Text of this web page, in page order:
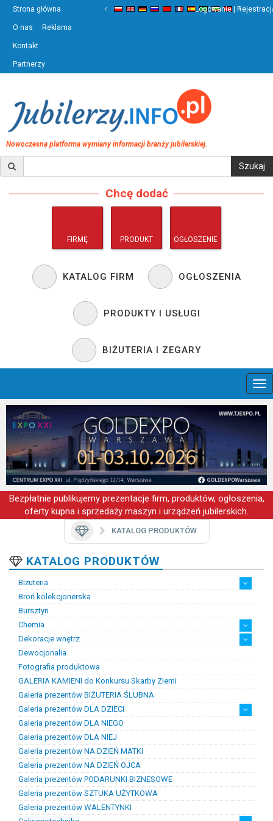
Strona główna
O nas Reklama
Kontakt
Partnerzy
‹ ›
Logowanie |
Nowoczesna platforma wymiany informacji branży jubilerskiej.
Chcę dodać
FIRMĘ PRODUKT OGŁOSZENIE
KATALOG FIRM OGŁOSZENIA
PRODUKTY I USŁUGI
BIŻUTERIA I ZEGARY
Bezpłatnie publikujemy prezentacje firm, produktów, ogłoszenia,
oferty kupna i sprzedaży maszyn i urządzeń jubilerskich.
KATALOG PRODUKTÓW
KATALOG PRODUKTÓW
Biżuteria
Artystyczna biżuteria srebrna
Biżuteria damska
Biżuteria dawna
Biżuteria dziecięca
Biżuteria inteligentna
Biżuteria miejska
Biżuteria męska
Biżuteria na zamówienie
Biżuteria rodowa
Biżuteria sakralna
Biżuteria srebrna
Biżuteria stalowa
Biżuteria stomatologiczna
Biżuteria sztuczna
Biżuteria unikatowa
Biżuteria z bursztynem
Biżuteria z diamentami
Biżuteria złota
Biżuteria ślubna
Obrączki ślubne
Broń kolekcjonerska
Bursztyn
Chemia
Chemia złotnicza
Ciecze probiercze
Kleje
Pasty i proszki do lutowania
Dekoracje wnętrz
Figurki
Lampy i plafony
Świeczniki
Dewocjonalia
Fotografia produktowa
GALERIA KAMIENI do Konkursu Skarby Ziemi
Galeria prezentów BIŻUTERIA ŚLUBNA
Galeria prezentów DLA DZIECI
Prezenty na chrzest i narodziny dzieci
Prezenty na komunię
Galeria prezentów DLA NIEGO
Galeria prezentów DLA NIEJ
Galeria prezentów NA DZIEŃ MATKI
Galeria prezentów NA DZIEŃ OJCA
Galeria prezentów PODARUNKI BIZNESOWE
Galeria prezentów SZTUKA UŻYTKOWA
Galeria prezentów WALENTYNKI